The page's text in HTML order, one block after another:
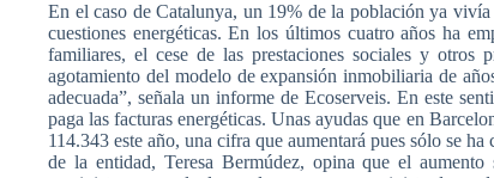
En elcaso deCatalunya, un 19% de la población ya vivía
cuestiones energéticas. En los últimos cuatro años ha
familiares, elcese delas prestaciones sociales yotros
agotamiento del modelodeexpansión inmobiliaria de
adecuada”,señala uninforme deEcoserveis. Eneste
paga las facturas energéticas.Unas ayudas que en
114.343este año,una cifra que aumentará pues sólo se ha
de la entidad, Teresa Bermúdez, opina que elaumento